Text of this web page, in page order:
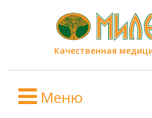
Качественная
Меню